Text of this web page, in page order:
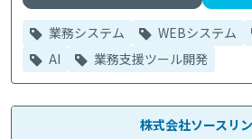
業務システム WEBシステム
AI
業務支援ツール開発
株式会社ソースリ